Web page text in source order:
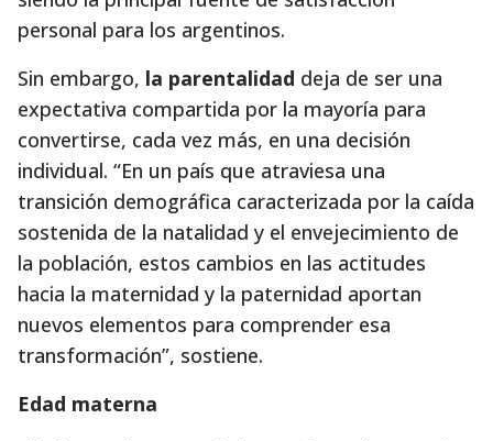
personal para los argentinos.
Sin embargo, la parentalidad deja de ser una
expectativa compartida por la mayoría para
convertirse, cada vez más, en una decisión
individual. “En un país que atraviesa una
transición demográfica caracterizada por la caída
sostenida de la natalidad y el envejecimiento de
la población, estos cambios en las actitudes
hacia la maternidad y la paternidad aportan
nuevos elementos para comprender esa
transformación”, sostiene.
Edad materna